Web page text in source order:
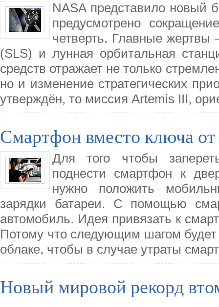
NASA представило новый
предусмотрено
четверть. Главные
(SLS) и лунная орбитальная
средств отражает не только
но и изменение стратегических
утверждён, то миссия Artemis III,
Смартфон вместо ключа
Для того чтобы
поднести смартфон к
нужно положить
зарядки батареи. С помощью
автомобиль. Идея привязать к
Потому что следующим шагом
облаке, чтобы в случае утраты
Новый мировой рекорд